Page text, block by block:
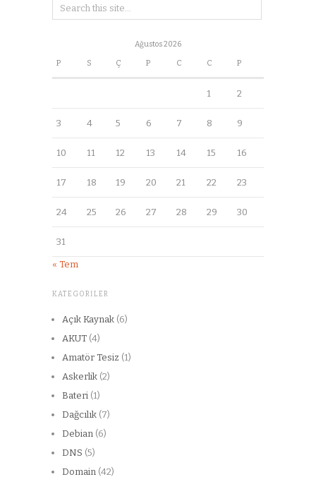
Ağustos 2026
P S Ç P C C P
1 2
3 4 5 6 7 8 9
10 11 12 13 14 15 16
17 18 19 20 21 22 23
24 25 26 27 28 29 30
31
« Tem
KATEGORILER
Açık Kaynak (6)
AKUT (4)
Amatör Tesiz (1)
Askerlik (2)
Bateri (1)
Dağcılık (7)
Debian (6)
DNS (5)
Domain (42)